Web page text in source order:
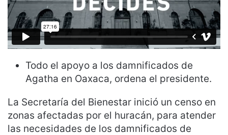
Todo el apoyo a los damnificados de
Agatha en Oaxaca, ordena el presidente.
La Secretaría del Bienestar inició un censo en
zonas afectadas por el huracán, para atender
las necesidades de los damnificados de